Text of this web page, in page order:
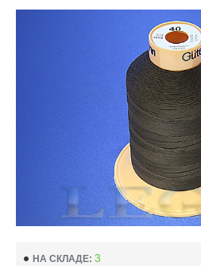
НА СКЛАДЕ: 3